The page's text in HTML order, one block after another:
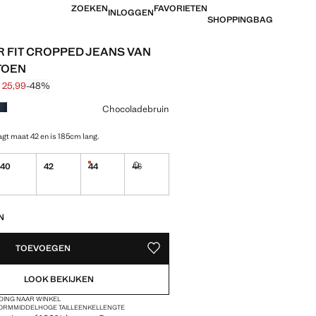
ZOEKENINLOGGENFAVORIETEN
SHOPPINGBAG
FIT CROPPED JEANS VAN
prijs doorgehaald [€ 49,99 ]
25,99 ]
-48%
Chocoladebruin
maat 42 en is 185cm lang.
40 42 44
Laatste eenheden!
46
Ik wil hem!
TOEVOEGEN OPSLAAN ALS FAVORIET
LOOK BEKIJKEN
NAAR WINKEL
MIDDELHOGE TAILLEENKELLENGTE